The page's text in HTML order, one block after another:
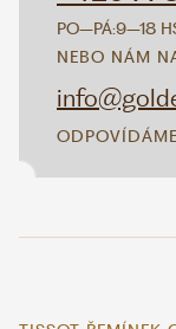
PO–PÁ:9–18 H
NEBO NÁM